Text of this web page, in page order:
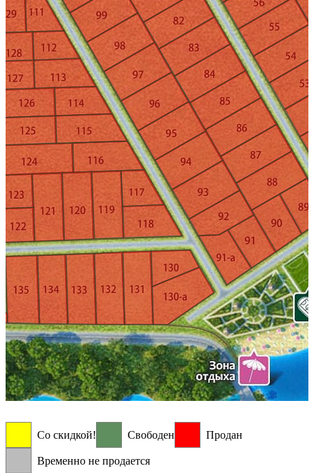
Со скидкой! Свободен Продан
Временно не продается